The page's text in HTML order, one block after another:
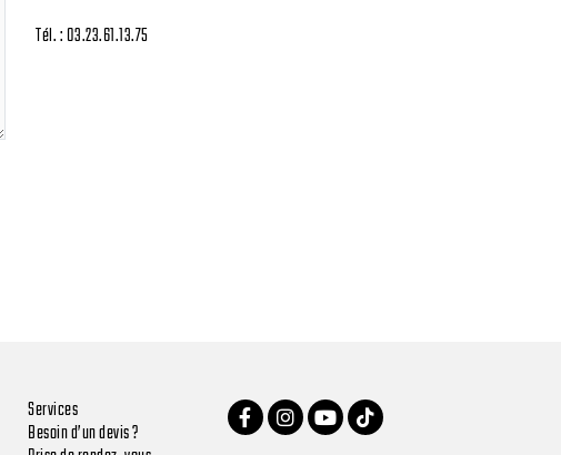
Tél. : 03.23.61.13.75
Services
Besoin d’un devis ?